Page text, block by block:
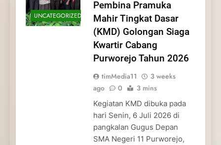
UNCATEGORIZED
Pembina Pramuka
Mahir Tingkat Dasar
(KMD) Golongan Siaga
Kwartir Cabang
Purworejo Tahun 2026
timMedia11
3 weeks
ago
0 3 mins
Kegiatan KMD dibuka pada
hari Senin, 6 Juli 2026 di
pangkalan Gugus Depan
SMA Negeri 11 Purworejo,